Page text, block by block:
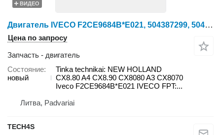
ВИДЕО
Двигатель IVECO F2CE9684B*E021, 504387299, 504323581, 84247646 Tinka для зерноуборочного комбайна New Holland CX8.80 A4
Цена по запросу
Запчасть - двигатель
Состояние
новый
Tinka technikai: NEW HOLLAND
CX8.80 A4 CX8.90 CX8080 A3 CX8070
Iveco F2CE9684B*E021 IVECO FPT:...
Литва, Padvariai
TECH4S